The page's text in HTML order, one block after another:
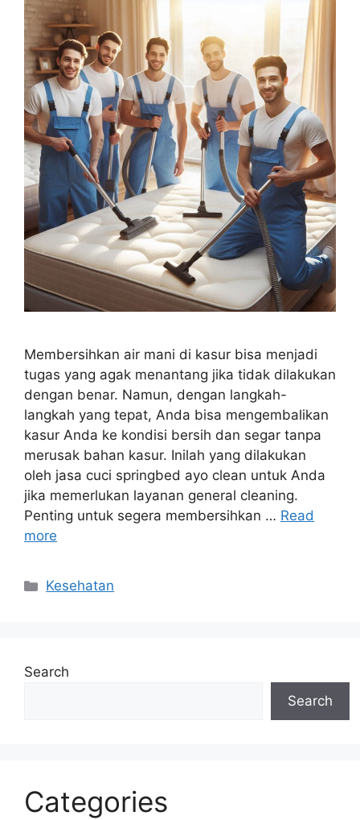
Membersihkan air mani di kasur bisa menjadi
tugas yang agak menantang jika tidak dilakukan
dengan benar. Namun, dengan langkah-
langkah yang tepat, Anda bisa mengembalikan
kasur Anda ke kondisi bersih dan segar tanpa
merusak bahan kasur. Inilah yang dilakukan
oleh jasa cuci springbed ayo clean untuk Anda
jika memerlukan layanan general cleaning.
Penting untuk segera membersihkan … Read
more
Categories
Kesehatan
Search
Search
Categories